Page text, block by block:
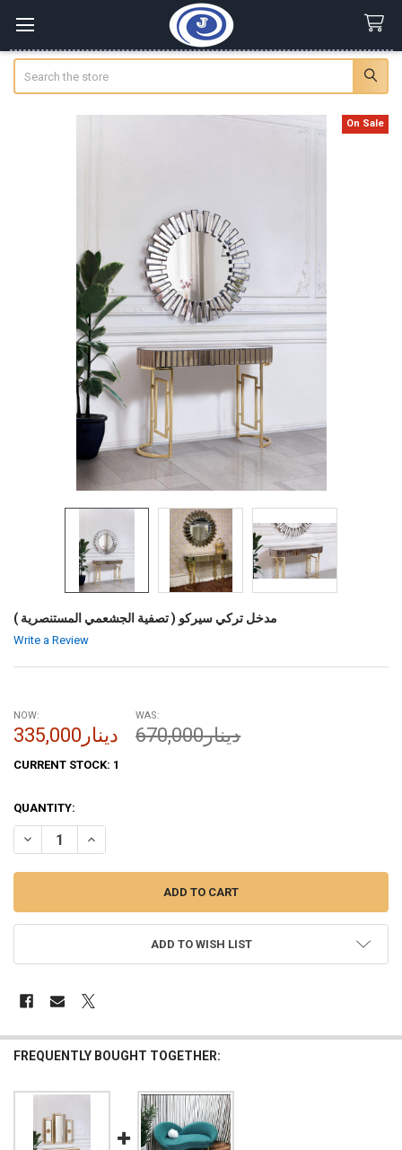
مدخل تركي سيركو ( تصفية الجشعمي المستنصرية )
Write a Review
On Sale
NOW:
335,000دينار
WAS:
670,000دينار
CURRENT STOCK: 1
QUANTITY:
ADD TO WISH LIST
FREQUENTLY BOUGHT TOGETHER: